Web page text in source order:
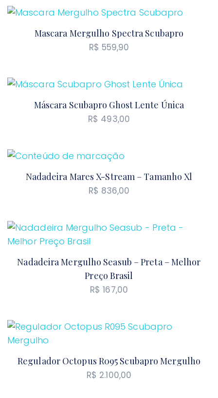
Mascara Mergulho Spectra Scubapro
R$ 559,90
Máscara Scubapro Ghost Lente Única
R$ 493,00
Nadadeira Mares X-Stream – Tamanho Xl
R$ 836,00
Nadadeira Mergulho Seasub – Preta – Melhor
Preço Brasil
R$ 167,00
Regulador Octopus R095 Scubapro Mergulho
R$ 2.100,00